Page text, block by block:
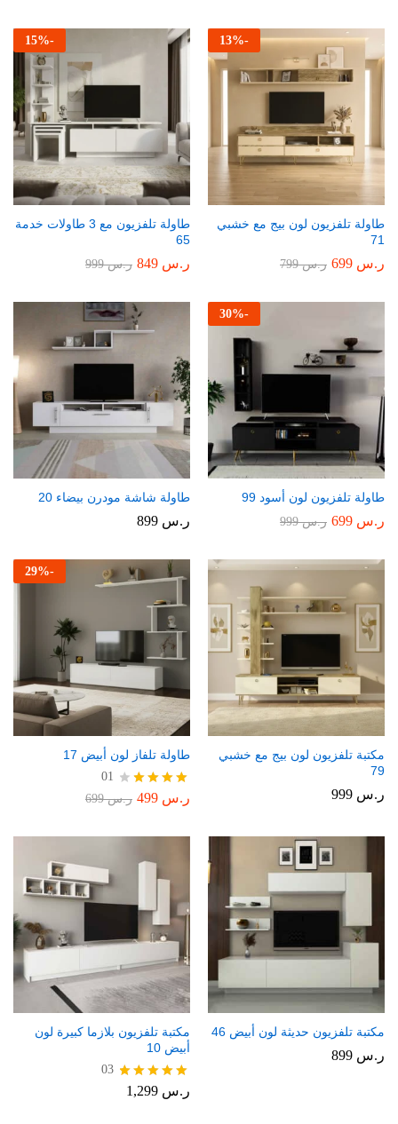
-
13%
طاولة تلفزيون لون بيج مع خشبي
71
ر.س ر.س799
-
15%
طاولة تلفزيون مع 3 طاولات خدمة
65
ر.س ر.س999
-
30%
طاولة تلفزيون لون أسود 99
ر.س ر.س999
طاولة شاشة مودرن بيضاء 20
ر.س
مكتبة تلفزيون لون بيج مع خشبي
79
ر.س
-
29%
طاولة تلفاز لون أبيض 17
تم
من 5
01
ر.س ر.س699
مكتبة تلفزيون حديثة لون أبيض 46
ر.س
مكتبة تلفزيون بلازما كبيرة لون
أبيض 10
تم التقييم
03
ر.س